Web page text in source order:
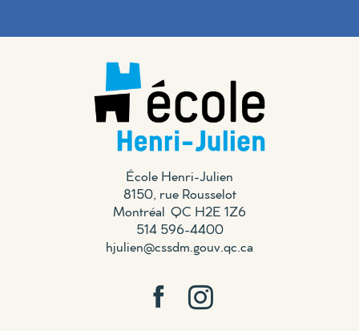
École Henri-Julien
8150, rue Rousselot
Montréal QC H2E 1Z6
514 596-4400
hjulien@cssdm.gouv.qc.ca